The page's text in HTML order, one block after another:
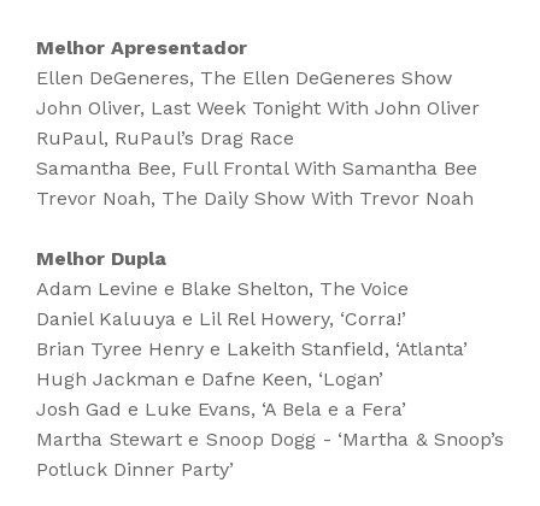
Melhor Apresentador
Ellen DeGeneres, The Ellen DeGeneres Show
John Oliver, Last Week Tonight With John Oliver
RuPaul, RuPaul’s Drag Race
Samantha Bee, Full Frontal With Samantha Bee
Trevor Noah, The Daily Show With Trevor Noah
Melhor Dupla
Adam Levine e Blake Shelton, The Voice
Daniel Kaluuya e Lil Rel Howery, ‘Corra!’
Brian Tyree Henry e Lakeith Stanfield, ‘Atlanta’
Hugh Jackman e Dafne Keen, ‘Logan’
Josh Gad e Luke Evans, ‘A Bela e a Fera’
Martha Stewart e Snoop Dogg - ‘Martha & Snoop’s
Potluck Dinner Party’